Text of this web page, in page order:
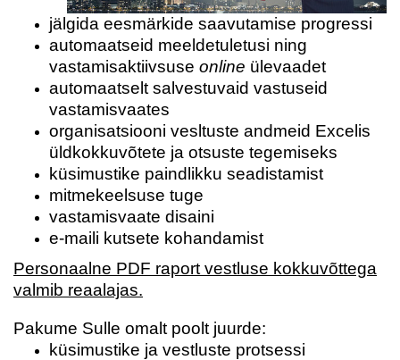
jälgida eesmärkide saavutamise progressi
automaatseid meeldetuletusi ning
vastamisaktiivsuse online ülevaadet
automaatselt salvestuvaid vastuseid
vastamisvaates
organisatsiooni vesltuste andmeid Excelis
üldkokkuvõtete ja otsuste tegemiseks
küsimustike paindlikku seadistamist
mitmekeelsuse tuge
vastamisvaate disaini
e-maili kutsete kohandamist
Personaalne PDF raport vestluse kokkuvõttega
valmib reaalajas.
Pakume Sulle omalt poolt juurde:
küsimustike ja vestluste protsessi